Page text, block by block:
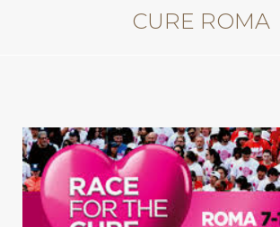
CURE ROMA